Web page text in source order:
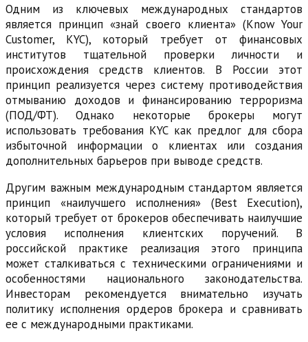
Одним из ключевых международных стандартов
является принцип «знай своего клиента» (Know Your
Customer, KYC), который требует от финансовых
институтов тщательной проверки личности и
происхождения средств клиентов. В России этот
принцип реализуется через систему противодействия
отмыванию доходов и финансированию терроризма
(ПОД/ФТ). Однако некоторые брокеры могут
использовать требования KYC как предлог для сбора
избыточной информации о клиентах или создания
дополнительных барьеров при выводе средств.
Другим важным международным стандартом является
принцип «наилучшего исполнения» (Best Execution),
который требует от брокеров обеспечивать наилучшие
условия исполнения клиентских поручений. В
российской практике реализация этого принципа
может сталкиваться с техническими ограничениями и
особенностями национального законодательства.
Инвесторам рекомендуется внимательно изучать
политику исполнения ордеров брокера и сравнивать
ее с международными практиками.